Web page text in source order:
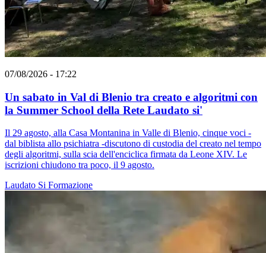
07/08/2026 - 17:22
Un sabato in Val di Blenio tra creato e algoritmi con
la Summer School della Rete Laudato si'
Il 29 agosto, alla Casa Montanina in Valle di Blenio, cinque voci -
dal biblista allo psichiatra -discutono di custodia del creato nel tempo
degli algoritmi, sulla scia dell'enciclica firmata da Leone XIV. Le
iscrizioni chiudono tra poco, il 9 agosto.
Laudato Si Formazione